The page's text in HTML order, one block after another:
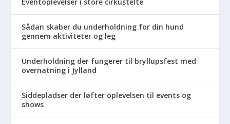
Eventoplevelser i store cirkustelte
Sådan skaber du underholdning for din hund
gennem aktiviteter og leg
Underholdning der fungerer til bryllupsfest med
overnatning i Jylland
Siddepladser der løfter oplevelsen til events og
shows